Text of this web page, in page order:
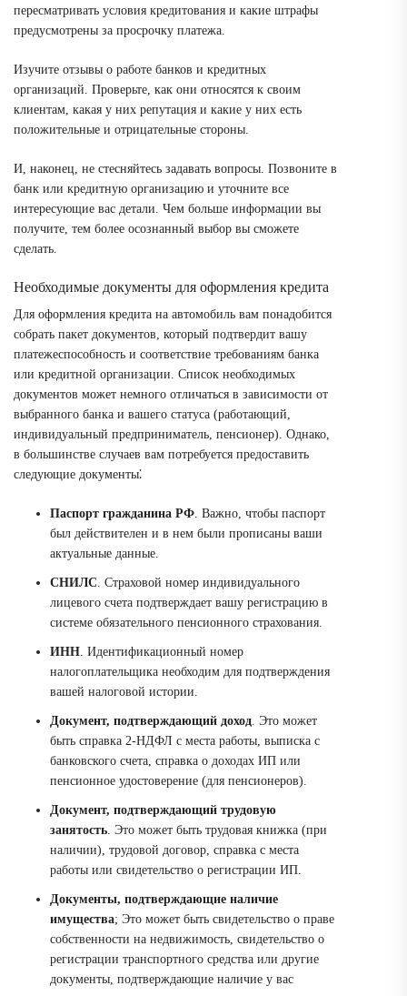
пересматривать условия кредитования и какие штрафы
предусмотрены за просрочку платежа.
Изучите отзывы о работе банков и кредитных
организаций. Проверьте, как они относятся к своим
клиентам, какая у них репутация и какие у них есть
положительные и отрицательные стороны.
И, наконец, не стесняйтесь задавать вопросы. Позвоните в
банк или кредитную организацию и уточните все
интересующие вас детали. Чем больше информации вы
получите, тем более осознанный выбор вы сможете
сделать.
Необходимые документы для оформления кредита
Для оформления кредита на автомобиль вам понадобится
собрать пакет документов, который подтвердит вашу
платежеспособность и соответствие требованиям банка
или кредитной организации. Список необходимых
документов может немного отличаться в зависимости от
выбранного банка и вашего статуса (работающий,
индивидуальный предприниматель, пенсионер). Однако,
в большинстве случаев вам потребуется предоставить
следующие документы⁚
Паспорт гражданина РФ. Важно, чтобы паспорт
был действителен и в нем были прописаны ваши
актуальные данные.
СНИЛС. Страховой номер индивидуального
лицевого счета подтверждает вашу регистрацию в
системе обязательного пенсионного страхования.
ИНН. Идентификационный номер
налогоплательщика необходим для подтверждения
вашей налоговой истории.
Документ, подтверждающий доход. Это может
быть справка 2-НДФЛ с места работы, выписка с
банковского счета, справка о доходах ИП или
пенсионное удостоверение (для пенсионеров).
Документ, подтверждающий трудовую
занятость. Это может быть трудовая книжка (при
наличии), трудовой договор, справка с места
работы или свидетельство о регистрации ИП.
Документы, подтверждающие наличие
имущества; Это может быть свидетельство о праве
собственности на недвижимость, свидетельство о
регистрации транспортного средства или другие
документы, подтверждающие наличие у вас